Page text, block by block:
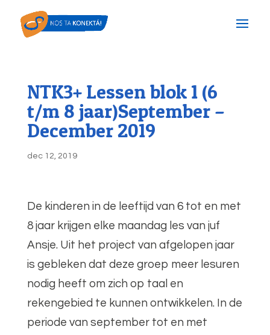
NTK3+ Lessen blok 1 (6
t/m 8 jaar)September –
December 2019
dec 12, 2019
De kinderen in de leeftijd van 6 tot en met
8 jaar krijgen elke maandag les van juf
Ansje. Uit het project van afgelopen jaar
is gebleken dat deze groep meer lesuren
nodig heeft om zich op taal en
rekengebied te kunnen ontwikkelen. In de
periode van september tot en met